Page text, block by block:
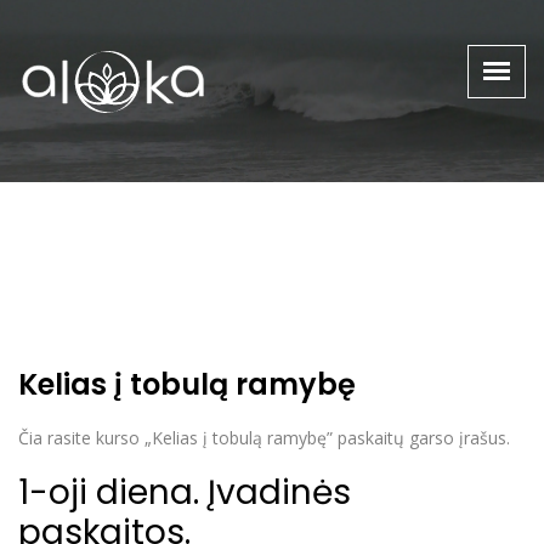
Kelias į tobulą ramybę
Čia rasite kurso „Kelias į tobulą ramybę” paskaitų garso įrašus.
1-oji diena. Įvadinės
paskaitos.